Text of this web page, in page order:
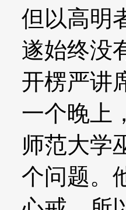
但以高明
遂始终没
开楞严讲
一个晚上
师范大学
个问题。